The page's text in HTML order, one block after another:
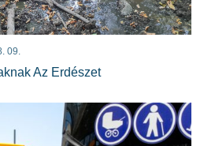
09.
Az Erdészet